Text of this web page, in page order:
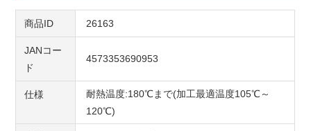
商品ID 26163
JANコー
ド
4573353690953
仕様
耐熱温度:180℃まで(加工最適温度105℃～
120℃)